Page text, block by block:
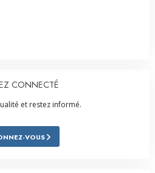
CONNECTÉ
et restez informé.
VOUS